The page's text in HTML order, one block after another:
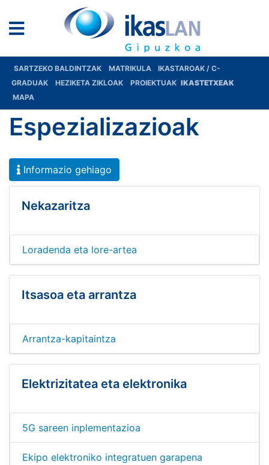
SARTZEKO BALDINTZAK MATRIKULA
IKASTAROAK / C-
GRADUAK
HEZIKETA ZIKLOAK PROIEKTUAK IKASTETXEAK
MAPA
Espezializazioak
Informazio gehiago
Nekazaritza
Loradenda eta lore-artea
Itsasoa eta arrantza
Arrantza-kapitaintza
Elektrizitatea eta elektronika
5G sareen inplementazioa
Ekipo elektroniko integratuen garapena